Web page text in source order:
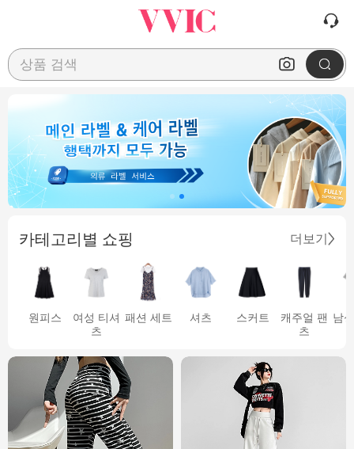
상품 검색
카테고리별 쇼핑 더보기
원피스
여성 티셔
츠
패션 세트 셔츠 스커트
캐주얼 팬
츠
남